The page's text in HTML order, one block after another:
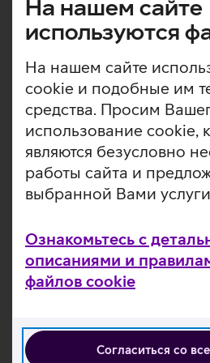
На нашем сайте
используются
На нашем сайте
cookie и подобные им
средства. Просим
использование cookie,
являются безусловно
работы сайта и
выбранной Вами услуги.
Ознакомьтесь с
описаниями и
файлов cookie
Согласиться со
просматривать сайты и
приложений одновременно.
разрешением 12 Мпикс
высококачественные снимки и
формате 4K Full HD. Стилус
идеальный инструмент для
подписания, заполнения
логотипа или создания
идеи. Планшет работает на
iPadOS 18.
NB! В комплект не входит
True Tone для комфортного
освещении.
Мощный чип A14 Bionic.
Тыльная камера с
формате 4K.
Фронтальная камера 12 Мп